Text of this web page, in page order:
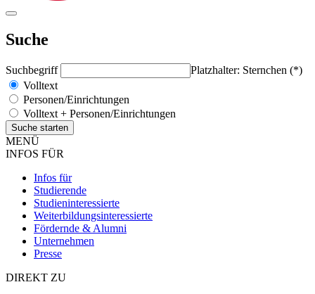
Suche
Suchbegriff
Platzhalter: Sternchen (*)
Volltext
Personen/Einrichtungen
Volltext + Personen/Einrichtungen
MENÜ
INFOS FÜR
Infos für
Studierende
Studieninteressierte
Weiterbildungsinteressierte
Fördernde & Alumni
Unternehmen
Presse
DIREKT ZU